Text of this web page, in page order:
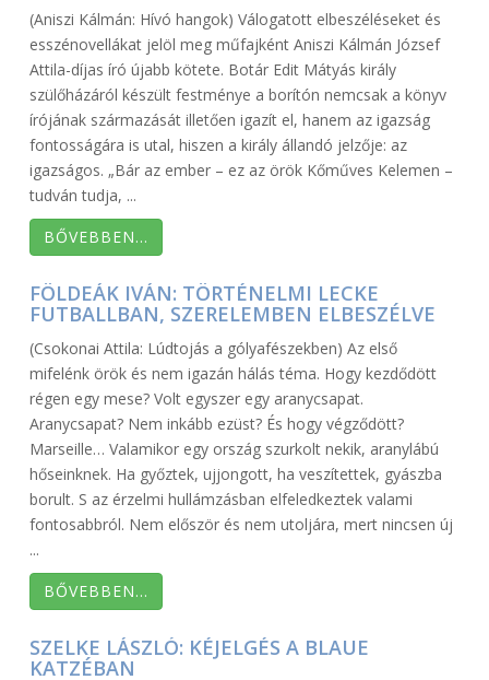
(Aniszi Kálmán: Hívó hangok) Válogatott elbeszéléseket és
esszénovellákat jelöl meg műfajként Aniszi Kálmán József
Attila-díjas író újabb kötete. Botár Edit Mátyás király
szülőházáról készült festménye a borítón nemcsak a könyv
írójának származását illetően igazít el, hanem az igazság
fontosságára is utal, hiszen a király állandó jelzője: az
igazságos. „Bár az ember – ez az örök Kőműves Kelemen –
tudván tudja, ...
BŐVEBBEN…
FÖLDEÁK IVÁN: TÖRTÉNELMI LECKE
FUTBALLBAN, SZERELEMBEN ELBESZÉLVE
(Csokonai Attila: Lúdtojás a gólyafészekben) Az első
mifelénk örök és nem igazán hálás téma. Hogy kezdődött
régen egy mese? Volt egyszer egy aranycsapat.
Aranycsapat? Nem inkább ezüst? És hogy végződött?
Marseille… Valamikor egy ország szurkolt nekik, aranylábú
hőseinknek. Ha győztek, ujjongott, ha veszítettek, gyászba
borult. S az érzelmi hullámzásban elfeledkeztek valami
fontosabbról. Nem először és nem utoljára, mert nincsen új
...
BŐVEBBEN…
SZELKE LÁSZLÓ: KÉJELGÉS A BLAUE
KATZÉBAN